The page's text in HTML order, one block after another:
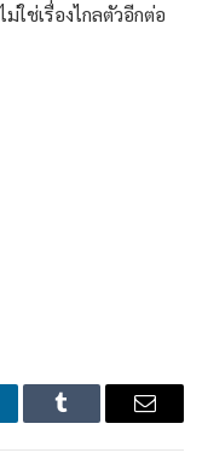
ใช่เรื่องไกลตัวอีกต่อ
Tumblr Email